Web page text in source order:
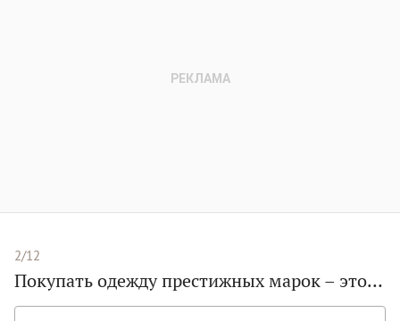
2/12
Покупать одежду престижных марок – это…